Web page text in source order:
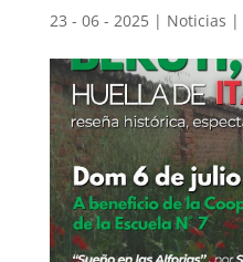
23 - 06 - 2025| Noticias |